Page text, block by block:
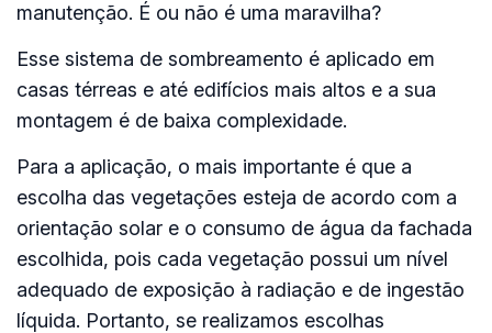
manutenção. É ou não é uma maravilha?
Esse sistema de sombreamento é aplicado em
casas térreas e até edifícios mais altos e a sua
montagem é de baixa complexidade.
Para a aplicação, o mais importante é que a
escolha das vegetações esteja de acordo com a
orientação solar e o consumo de água da fachada
escolhida, pois cada vegetação possui um nível
adequado de exposição à radiação e de ingestão
líquida. Portanto, se realizamos escolhas